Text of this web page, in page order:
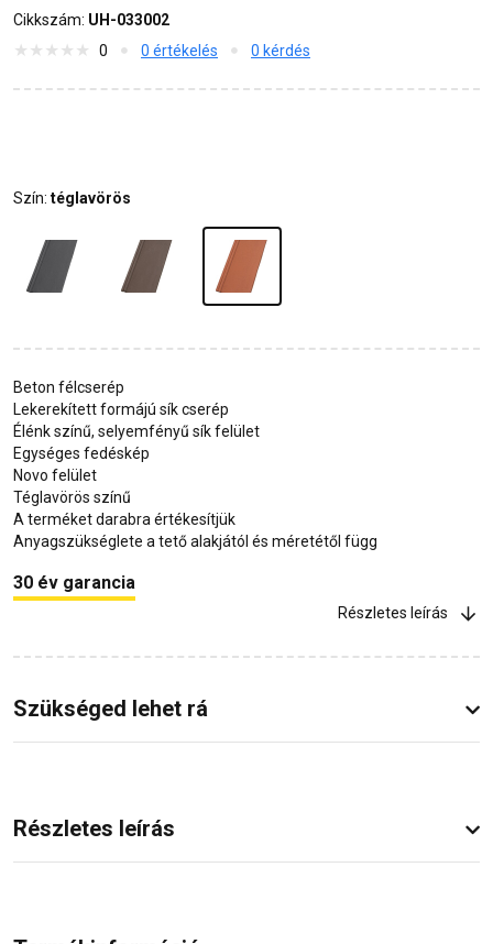
Cikkszám: UH-033002
0
0 értékelés 0 kérdés
Szín: téglavörös
Beton félcserép
Lekerekített formájú sík cserép
Élénk színű, selyemfényű sík felület
Egységes fedéskép
Novo felület
Téglavörös színű
A terméket darabra értékesítjük
Anyagszükséglete a tető alakjától és méretétől függ
30 év garancia
Részletes leírás
Szükséged lehet rá
Részletes leírás